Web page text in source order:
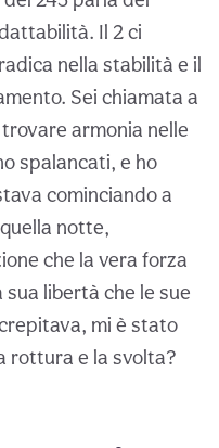
Il 2 ci
nella stabilità e il
Sei chiamata a
armonia nelle
spalancati, e ho
cominciando a
notte,
che la vera forza
sua libertà che le sue
mi è stato
rottura e la svolta?